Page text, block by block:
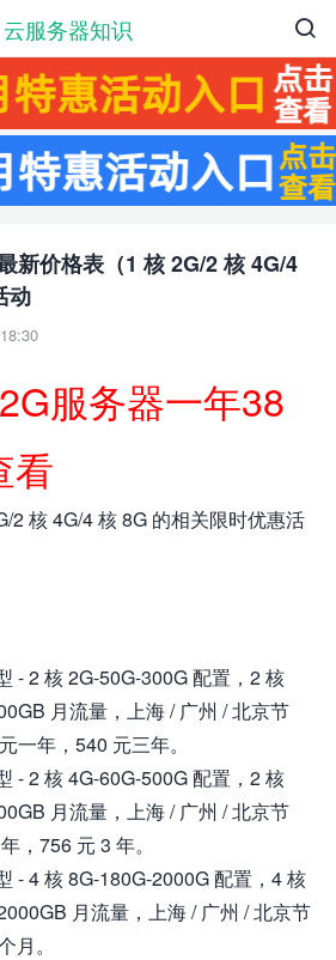
云服务器知识 
新价格表（1 核 2G/2 核 4G/4
动
服务器一年38
看
2 核 4G/4 核 8G 的相关限时优惠活
- 2 核 2G-50G-300G 配置，2 核
月流量，上海 / 广州 / 北京节
一年，540 元三年。
- 2 核 4G-60G-500G 配置，2 核
月流量，上海 / 广州 / 北京节
，756 元 3 年。
- 4 核 8G-180G-2000G 配置，4 核
月流量，上海 / 广州 / 北京节
月。